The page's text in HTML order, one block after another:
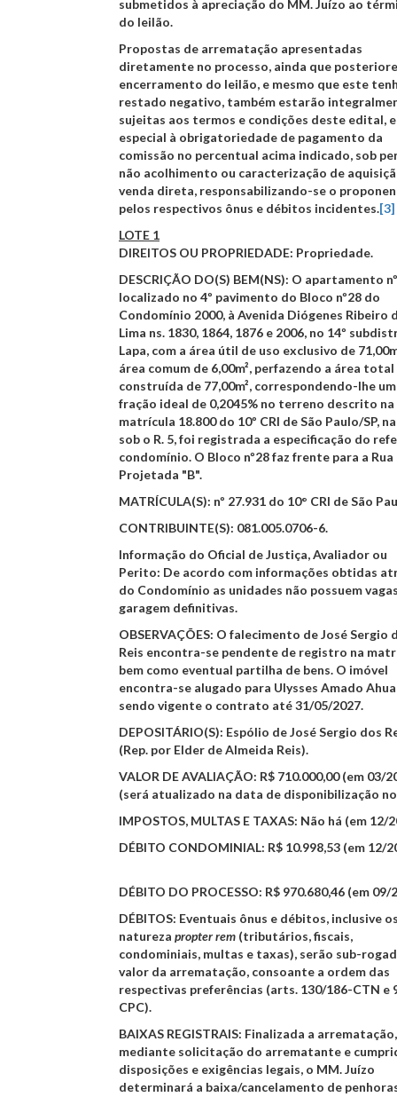
submetidos à apreciação do MM. Juízo ao
do leilão.
Propostas de arrematação apresentadas
diretamente no processo, ainda que
encerramento do leilão, e mesmo que este
restado negativo, também estarão
sujeitas aos termos e condições deste edital,
especial à obrigatoriedade de pagamento da
comissão no percentual acima indicado, sob
não acolhimento ou caracterização de
venda direta, responsabilizando-se o
pelos respectivos ônus e débitos incidentes.[3]
LOTE 1
DIREITOS OU PROPRIEDADE: Propriedade.
DESCRIÇÃO DO(S) BEM(NS): O apartamento
localizado no 4º pavimento do Bloco nº28 do
Condomínio 2000, à Avenida Diógenes Ribeiro
Lima ns. 1830, 1864, 1876 e 2006, no 14º
Lapa, com a área útil de uso exclusivo de
área comum de 6,00m², perfazendo a área total
construída de 77,00m², correspondendo-lhe
fração ideal de 0,2045% no terreno descrito na
matrícula 18.800 do 10º CRI de São Paulo/SP,
sob o R. 5, foi registrada a especificação do
condomínio. O Bloco nº28 faz frente para a Rua
Projetada "B".
MATRÍCULA(S): nº 27.931 do 10° CRI de São
CONTRIBUINTE(S): 081.005.0706-6.
Informação do Oficial de Justiça, Avaliador ou
Perito: De acordo com informações obtidas
do Condomínio as unidades não possuem
garagem definitivas.
OBSERVAÇÕES: O falecimento de José Sergio
Reis encontra-se pendente de registro na
bem como eventual partilha de bens. O imóvel
encontra-se alugado para Ulysses Amado
sendo vigente o contrato até 31/05/2027.
DEPOSITÁRIO(S): Espólio de José Sergio dos
(Rep. por Elder de Almeida Reis).
VALOR DE AVALIAÇÃO: R$ 710.000,00 (em 03/
(será atualizado na data de disponibilização
IMPOSTOS, MULTAS E TAXAS: Não há (em 12/
DÉBITO CONDOMINIAL: R$ 10.998,53 (em 12/
DÉBITO DO PROCESSO: R$ 970.680,46 (em 09/
DÉBITOS: Eventuais ônus e débitos, inclusive
natureza propter rem (tributários, fiscais,
condominiais, multas e taxas), serão sub-
valor da arrematação, consoante a ordem das
respectivas preferências (arts. 130/186-CTN e
CPC).
BAIXAS REGISTRAIS: Finalizada a arrematação,
mediante solicitação do arrematante e
disposições e exigências legais, o MM. Juízo
determinará a baixa/cancelamento de